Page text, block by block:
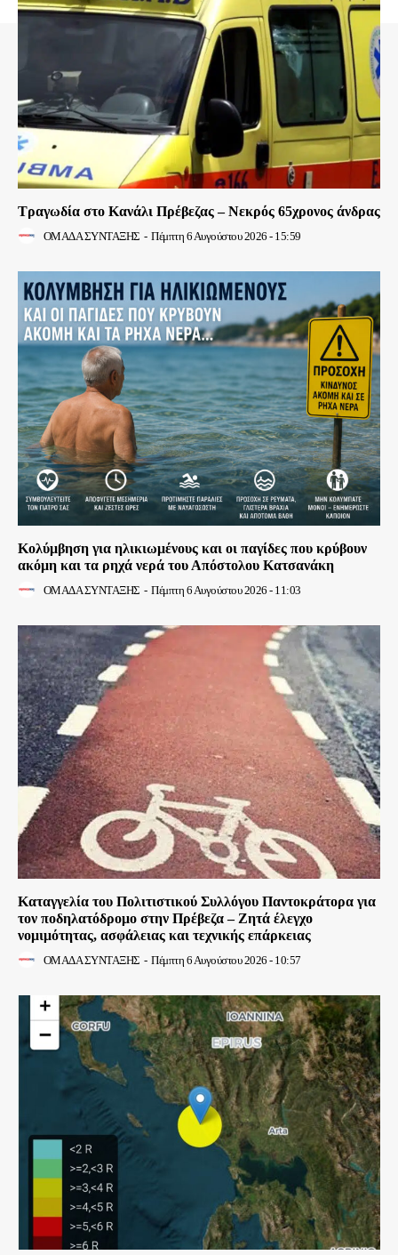
Τραγωδία στο Κανάλι Πρέβεζας – Νεκρός 65χρονος άνδρας
ΟΜΑΔΑ ΣΥΝΤΑΞΗΣ - Πέμπτη 6 Αυγούστου 2026 - 15:59
Κολύμβηση για ηλικιωμένους και οι παγίδες που κρύβουν
ακόμη και τα ρηχά νερά του Απόστολου Κατσανάκη
ΟΜΑΔΑ ΣΥΝΤΑΞΗΣ - Πέμπτη 6 Αυγούστου 2026 - 11:03
Καταγγελία του Πολιτιστικού Συλλόγου Παντοκράτορα για
τον ποδηλατόδρομο στην Πρέβεζα – Ζητά έλεγχο
νομιμότητας, ασφάλειας και τεχνικής επάρκειας
ΟΜΑΔΑ ΣΥΝΤΑΞΗΣ - Πέμπτη 6 Αυγούστου 2026 - 10:57